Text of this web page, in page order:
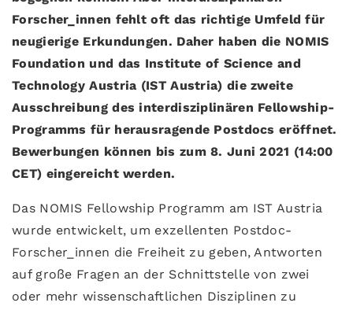
Forscher_innen fehlt oft das richtige Umfeld für
neugierige Erkundungen. Daher haben die NOMIS
Foundation und das Institute of Science and
Technology Austria (IST Austria) die zweite
Ausschreibung des interdisziplinären Fellowship-
Programms für herausragende Postdocs eröffnet.
Bewerbungen können bis zum 8. Juni 2021 (14:00
CET) eingereicht werden.
Das NOMIS Fellowship Programm am IST Austria
wurde entwickelt, um exzellenten Postdoc-
Forscher_innen die Freiheit zu geben, Antworten
auf große Fragen an der Schnittstelle von zwei
oder mehr wissenschaftlichen Disziplinen zu